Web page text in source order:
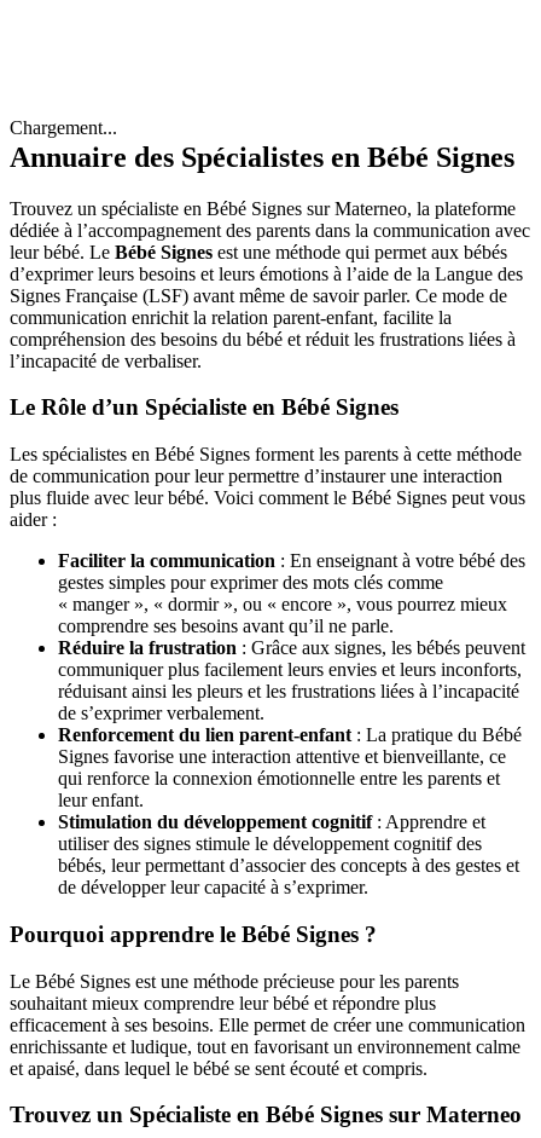
Chargement...
Annuaire des Spécialistes en Bébé Signes
Trouvez un spécialiste en Bébé Signes sur Materneo, la plateforme
dédiée à l’accompagnement des parents dans la communication avec
leur bébé. Le Bébé Signes est une méthode qui permet aux bébés
d’exprimer leurs besoins et leurs émotions à l’aide de la Langue des
Signes Française (LSF) avant même de savoir parler. Ce mode de
communication enrichit la relation parent-enfant, facilite la
compréhension des besoins du bébé et réduit les frustrations liées à
l’incapacité de verbaliser.
Le Rôle d’un Spécialiste en Bébé Signes
Les spécialistes en Bébé Signes forment les parents à cette méthode
de communication pour leur permettre d’instaurer une interaction
plus fluide avec leur bébé. Voici comment le Bébé Signes peut vous
aider :
Faciliter la communication : En enseignant à votre bébé des
gestes simples pour exprimer des mots clés comme
« manger », « dormir », ou « encore », vous pourrez mieux
comprendre ses besoins avant qu’il ne parle.
Réduire la frustration : Grâce aux signes, les bébés peuvent
communiquer plus facilement leurs envies et leurs inconforts,
réduisant ainsi les pleurs et les frustrations liées à l’incapacité
de s’exprimer verbalement.
Renforcement du lien parent-enfant : La pratique du Bébé
Signes favorise une interaction attentive et bienveillante, ce
qui renforce la connexion émotionnelle entre les parents et
leur enfant.
Stimulation du développement cognitif: Apprendre et
utiliser des signes stimule le développement cognitif des
bébés, leur permettant d’associer des concepts à des gestes et
de développer leur capacité à s’exprimer.
Pourquoi apprendre le Bébé Signes ?
Le Bébé Signes est une méthode précieuse pour les parents
souhaitant mieux comprendre leur bébé et répondre plus
efficacement à ses besoins. Elle permet de créer une communication
enrichissante et ludique, tout en favorisant un environnement calme
et apaisé, dans lequel le bébé se sent écouté et compris.
Trouvez un Spécialiste en Bébé Signes sur Materneo